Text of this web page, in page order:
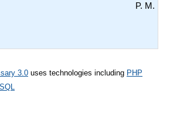
P. M.
3.0 uses technologies including PHP
SQL